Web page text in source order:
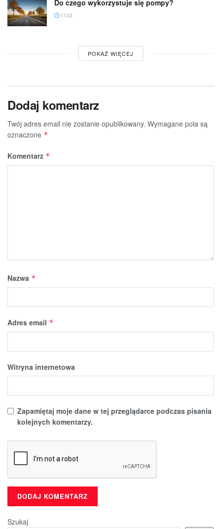
Do czego wykorzystuje się pompy?
1122
POKAŻ WIĘCEJ
Dodaj komentarz
Twój adres email nie zostanie opublikowany. Wymagane pola są
oznaczone *
Komentarz *
Nazwa *
Adres email *
Witryna internetowa
Zapamiętaj moje dane w tej przeglądarce podczas pisania
kolejnych komentarzy.
Szukaj